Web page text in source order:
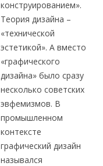
конструированием».
Теория дизайна –
«технической
эстетикой». А вместо
«графического
дизайна» было сразу
несколько советских
эвфемизмов. В
промышленном
контексте
графический дизайн
назывался